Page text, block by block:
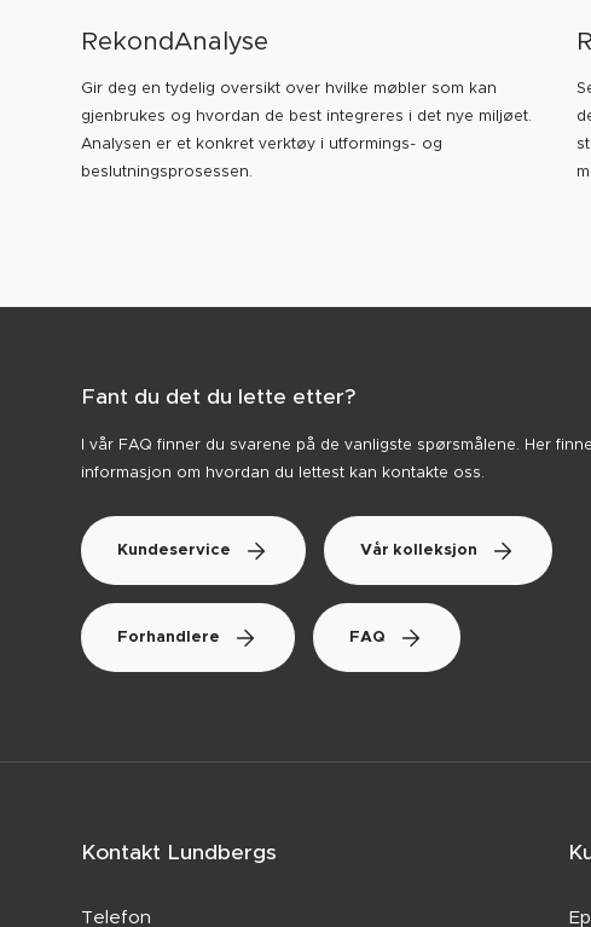
RekondAnalyse
Gir deg en tydelig oversikt over hvilke møbler som kan
gjenbrukes og hvordan de best integreres i det nye miljøet.
Analysen er et konkret verktøy i utformings- og
beslutningsprosessen.
Fant du det du lette etter?
I vår FAQ finner du svarene på de vanligste spørsmålene. Her
informasjon om hvordan du lettest kan kontakte oss.
Kundeservice Vår kolleksjon
Forhandlere FAQ
Kontakt Lundbergs
Telefon